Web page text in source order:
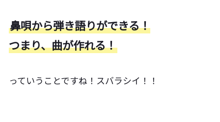
鼻唄から弾き語りができる！
つまり、曲が作れる！
っていうことですね！スバラシイ！！